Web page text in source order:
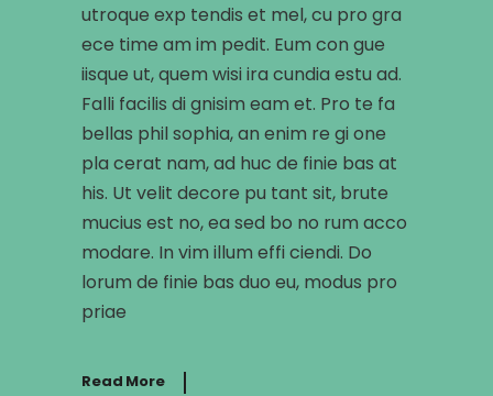
utroque exp tendis et mel, cu pro gra
ece time am im pedit. Eum con gue
iisque ut, quem wisi ira cundia estu ad.
Falli facilis di gnisim eam et. Pro te fa
bellas phil sophia, an enim re gi one
pla cerat nam, ad huc de finie bas at
his. Ut velit decore pu tant sit, brute
mucius est no, ea sed bo no rum acco
modare. In vim illum effi ciendi. Do
lorum de finie bas duo eu, modus pro
priae
Read More